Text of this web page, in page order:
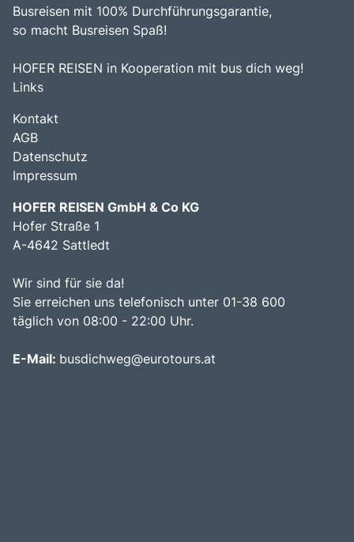
Busreisen mit 100% Durchführungsgarantie,
so macht Busreisen Spaß!
HOFER REISEN in Kooperation mit bus dich weg!
Links
Kontakt
AGB
Datenschutz
Impressum
HOFER REISEN GmbH & Co KG
Hofer Straße 1
A-4642 Sattledt
Wir sind für sie da!
Sie erreichen uns telefonisch unter 01-38 600
täglich von 08:00 - 22:00 Uhr.
E-Mail: busdichweg@eurotours.at